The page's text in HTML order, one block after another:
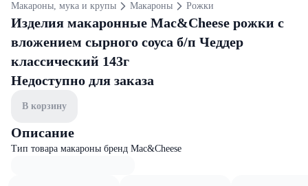
Макароны, мука и крупы Макароны Рожки
Изделия макаронные Mac&Cheese рожки с
вложением сырного соуса б/п Чеддер
классический 143г
Недоступно для заказа
В корзину
Описание
Тип товара макароны бренд Mac&Cheese